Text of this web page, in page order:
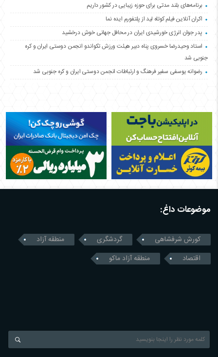
برنامه‌های بلند مدتی برای حوزه زیبایی در کشور داریم
اکران آنلاین فیلم کوتاه لید از پلتفورم ایده نما
پدر جوان انرژی خورشیدی ایران در محافل جهانی خوش درخشید
استاد وحیدرضا خسروی پناه دبیر هیئت ورزش تکواندو انجمن دوستی ایران و کره
جنوبی شد
رضوانه یوسفی سفیر فرهنگ و ارتباطات انجمن دوستی ایران و کره جنوبی شد
موضوعات داغ:
کورش شرفشاهی گردشگری
منطقه آزاد
اقتصاد
منطقه آزاد ماکو